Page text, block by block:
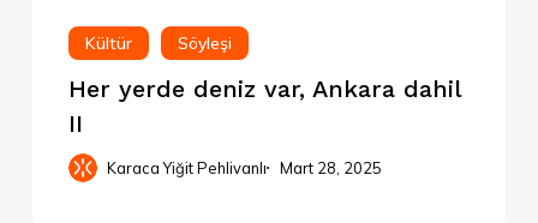
Kültür Söyleşi
Her yerde deniz var, Ankara dahil
II
Karaca Yiğit Pehlivanlı Mart 28, 2025